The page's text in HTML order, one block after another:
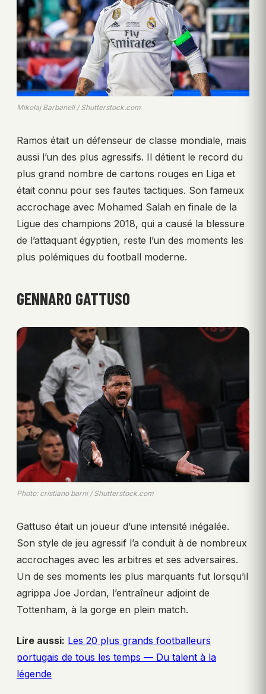
Mikolaj Barbanell / Shutterstock.com
Ramos était un défenseur de classe mondiale, mais
aussi l’un des plus agressifs. Il détient le record du
plus grand nombre de cartons rouges en Liga et
était connu pour ses fautes tactiques. Son fameux
accrochage avec Mohamed Salah en finale de la
Ligue des champions 2018, qui a causé la blessure
de l’attaquant égyptien, reste l’un des moments les
plus polémiques du football moderne.
GENNARO GATTUSO
Photo: cristiano barni / Shutterstock.com
Gattuso était un joueur d’une intensité inégalée.
Son style de jeu agressif l’a conduit à de nombreux
accrochages avec les arbitres et ses adversaires.
Un de ses moments les plus marquants fut lorsqu’il
agrippa Joe Jordan, l’entraîneur adjoint de
Tottenham, à la gorge en plein match.
Lire aussi: Les 20 plus grands footballeurs
portugais de tous les temps — Du talent à la
légende